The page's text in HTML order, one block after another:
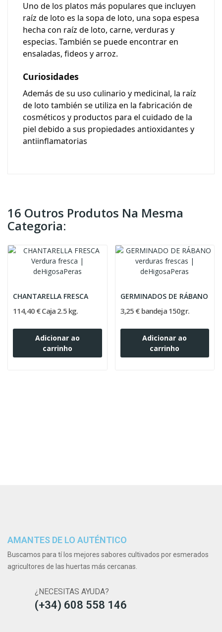
Uno de los platos más populares que incluyen
raíz de loto es la sopa de loto, una sopa espesa
hecha con raíz de loto, carne, verduras y
especias. También se puede encontrar en
ensaladas, fideos y arroz.
Curiosidades
Además de su uso culinario y medicinal, la raíz
de loto también se utiliza en la fabricación de
cosméticos y productos para el cuidado de la
piel debido a sus propiedades antioxidantes y
antiinflamatorias
16 Outros Produtos Na Mesma
Categoria:
CHANTARELLA FRESCA
114,40 € Caja 2.5 kg.
Adicionar ao
carrinho
GERMINADOS DE RÁBANO
3,25 € bandeja 150gr.
Adicionar ao
carrinho
AMANTES DE LO AUTÉNTICO
Buscamos para tí los mejores sabores cultivados por esmerados
agricultores de las huertas más cercanas.
¿NECESITAS AYUDA?
(+34) 608 558 146